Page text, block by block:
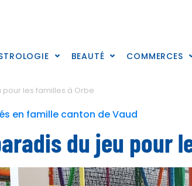
BEAUTÉ COMMERCES
pour les familles à Orbe
en famille canton de Vaud
du jeu pour